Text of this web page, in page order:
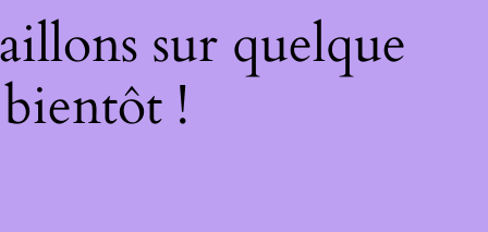
sur quelque
!